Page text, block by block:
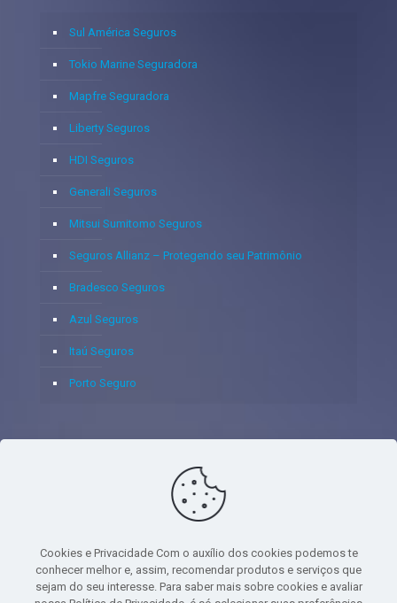
Sul América Seguros
Tokio Marine Seguradora
Mapfre Seguradora
Liberty Seguros
HDI Seguros
Generali Seguros
Mitsui Sumitomo Seguros
Seguros Allianz – Protegendo seu Patrimônio
Bradesco Seguros
Azul Seguros
Itaú Seguros
Porto Seguro
© 2020 - Yoshie & Maia Corretora de Seguros Ltda - CNPJ:
05.459.716/0001-75 - SUSEP: 100637106 AV DOS
PAVIMENTO - CEP 06.020-012 - VILA YARA - OSASCO - UF SP -
TELEFONE - (11) 8251-9266
Cookies e Privacidade Com o auxílio dos cookies podemos te
conhecer melhor e, assim, recomendar produtos e serviços que
sejam do seu interesse. Para saber mais sobre cookies e avaliar